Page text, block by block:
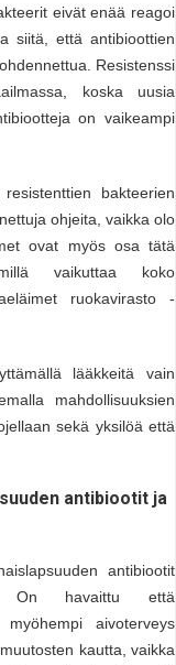
eivät enää reagoi
siitä, että antibioottien
Resistenssi
koska uusia
on vaikeampi
bakteerien
ohjeita, vaikka olo
ovat myös osa tätä
vaikuttaa koko
ruokavirasto -
lääkkeitä vain
mahdollisuuksien
sekä yksilöä että
antibiootit ja
antibiootit
On havaittu että
aivoterveys
kautta, vaikka